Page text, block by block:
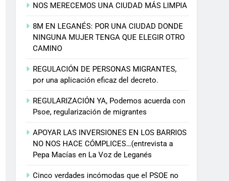
NOS MERECEMOS UNA CIUDAD MÁS LIMPIA
8M EN LEGANÉS: POR UNA CIUDAD DONDE
NINGUNA MUJER TENGA QUE ELEGIR OTRO
CAMINO
REGULACIÓN DE PERSONAS MIGRANTES,
por una aplicación eficaz del decreto.
REGULARIZACIÓN YA, Podemos acuerda con
Psoe, regularización de migrantes
APOYAR LAS INVERSIONES EN LOS BARRIOS
NO NOS HACE CÓMPLICES…(entrevista a
Pepa Macías en La Voz de Leganés
Cinco verdades incómodas que el PSOE no